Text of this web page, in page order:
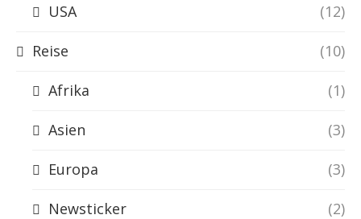
USA (12)
Reise (10)
Afrika (1)
Asien (3)
Europa (3)
Newsticker (2)